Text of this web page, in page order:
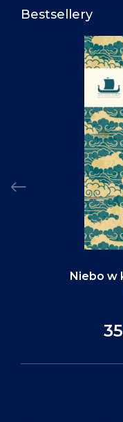
Bestsellery
Niebo w